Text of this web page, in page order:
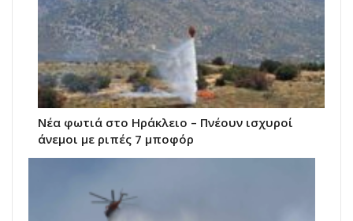
Νέα φωτιά στο Ηράκλειο – Πνέουν ισχυροί
άνεμοι με ριπές 7 μποφόρ